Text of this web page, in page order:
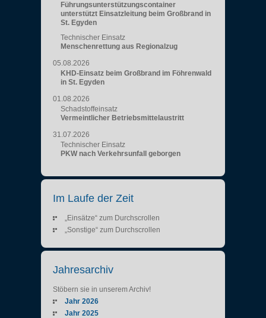
Führungsunterstützungscontainer
unterstützt Einsatzleitung beim Großbrand in
St. Egyden
Technischer Einsatz
Menschenrettung aus Regionalzug
05.08.2026
KHD-Einsatz beim Großbrand im Föhrenwald
in St. Egyden
01.08.2026
Schadstoffeinsatz
Vermeintlicher Betriebsmittelaustritt
31.07.2026
Technischer Einsatz
PKW nach Verkehrsunfall geborgen
Im Laufe der Zeit
„Einsätze“ zum Durchscrollen
„Sonstige“ zum Durchscrollen
Jahresarchiv
Stöbern sie in unserem Archiv!
Jahr 2026
Jahr 2025